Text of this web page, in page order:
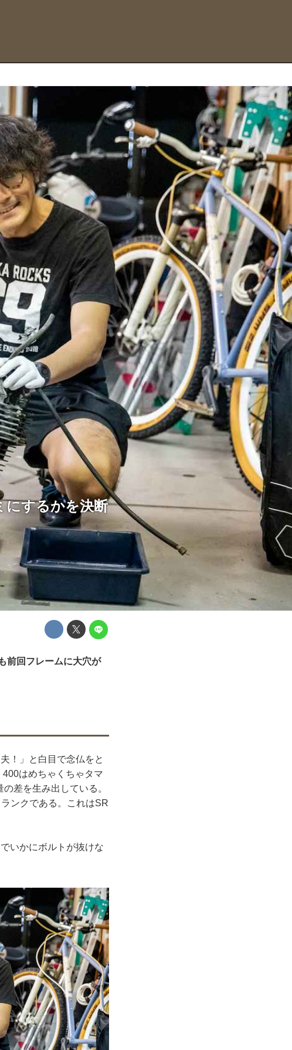
にするかを決断
前回フレームに大穴が
！」と白目で念仏をと
はめちゃくちゃタマ
差を生み出している。
ンクである。これはSR
いかにボルトが抜けな